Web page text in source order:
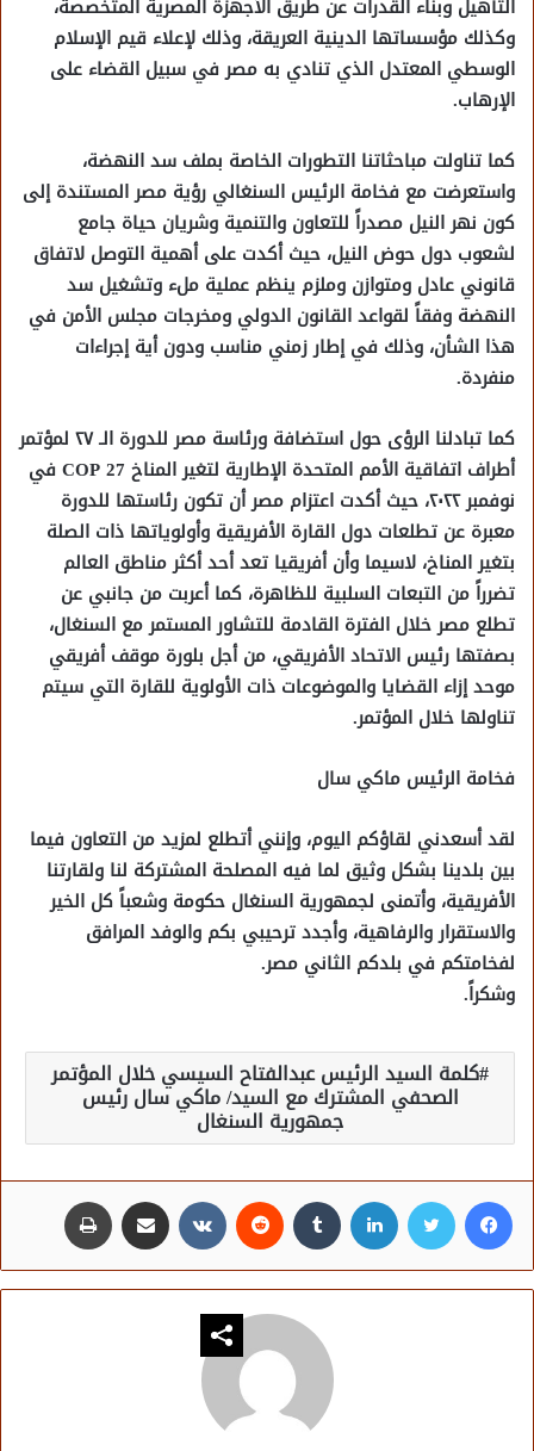
التأهيل وبناء القدرات عن طريق الأجهزة المصرية المتخصصة،
وكذلك مؤسساتها الدينية العريقة، وذلك لإعلاء قيم الإسلام
الوسطي المعتدل الذي تنادي به مصر في سبيل القضاء على
الإرهاب.
كما تناولت مباحثاتنا التطورات الخاصة بملف سد النهضة،
واستعرضت مع فخامة الرئيس السنغالي رؤية مصر المستندة إلى
كون نهر النيل مصدراً للتعاون والتنمية وشريان حياة جامع
لشعوب دول حوض النيل، حيث أكدت على أهمية التوصل لاتفاق
قانوني عادل ومتوازن وملزم ينظم عملية ملء وتشغيل سد
النهضة وفقاً لقواعد القانون الدولي ومخرجات مجلس الأمن في
هذا الشأن، وذلك في إطار زمني مناسب ودون أية إجراءات
منفردة.
كما تبادلنا الرؤى حول استضافة ورئاسة مصر للدورة الـ ٢٧ لمؤتمر
أطراف اتفاقية الأمم المتحدة الإطارية لتغير المناخ COP 27 في
نوفمبر ۲۰۲۲، حيث أكدت اعتزام مصر أن تكون رئاستها للدورة
معبرة عن تطلعات دول القارة الأفريقية وأولوياتها ذات الصلة
بتغير المناخ، لاسيما وأن أفريقيا تعد أحد أكثر مناطق العالم
تضرراً من التبعات السلبية للظاهرة، كما أعربت من جانبي عن
تطلع مصر خلال الفترة القادمة للتشاور المستمر مع السنغال،
بصفتها رئيس الاتحاد الأفريقي، من أجل بلورة موقف أفريقي
موحد إزاء القضايا والموضوعات ذات الأولوية للقارة التي سيتم
تناولها خلال المؤتمر.
فخامة الرئيس ماكي سال
لقد أسعدني لقاؤكم اليوم، وإنني أتطلع لمزيد من التعاون فيما
بين بلدينا بشكل وثيق لما فيه المصلحة المشتركة لنا ولقارتنا
الأفريقية، وأتمنى لجمهورية السنغال حكومة وشعباً كل الخير
والاستقرار والرفاهية، وأجدد ترحيبي بكم والوفد المرافق
لفخامتكم في بلدكم الثاني مصر.
وشكراً.
كلمة السيد الرئيس عبدالفتاح السيسي خلال المؤتمر
الصحفي المشترك مع السيد/ ماكي سال رئيس
جمهورية السنغال
فيسبوك تويتر لينكدإن مشاركة عبر البريد